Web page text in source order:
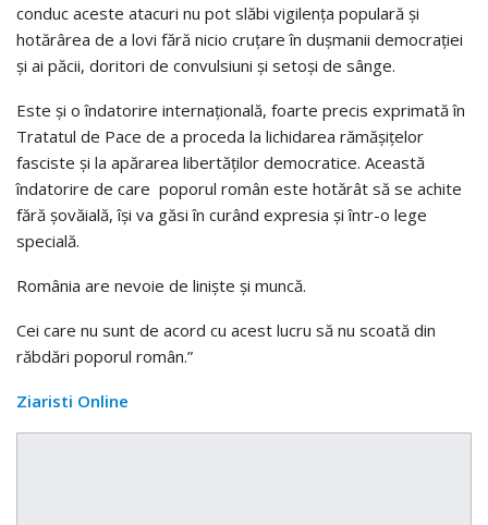
conduc aceste atacuri nu pot slăbi vigilența populară și
hotărârea de a lovi fără nicio cruțare în dușmanii democrației
și ai păcii, doritori de convulsiuni și setoși de sânge.
Este și o îndatorire internațională, foarte precis exprimată în
Tratatul de Pace de a proceda la lichidarea rămășițelor
fasciste și la apărarea libertăților democratice. Această
îndatorire de care poporul român este hotărât să se achite
fără șovăială, își va găsi în curând expresia și într-o lege
specială.
România are nevoie de liniște și muncă.
Cei care nu sunt de acord cu acest lucru să nu scoată din
răbdări poporul român.”
Ziaristi Online